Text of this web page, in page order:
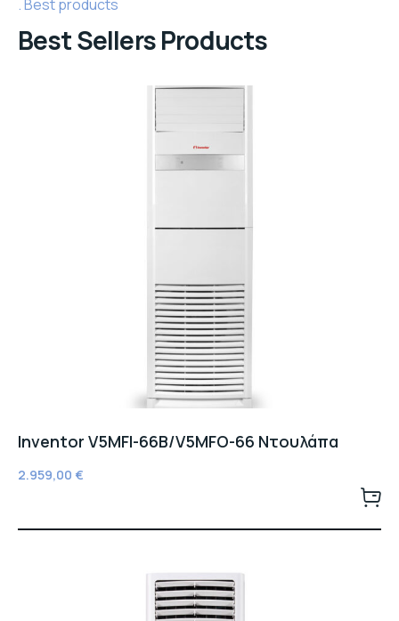
Best products
Best Sellers Products
Inventor V5MFI-66B/V5MFO-66 Ντουλάπα
2.959,00 €